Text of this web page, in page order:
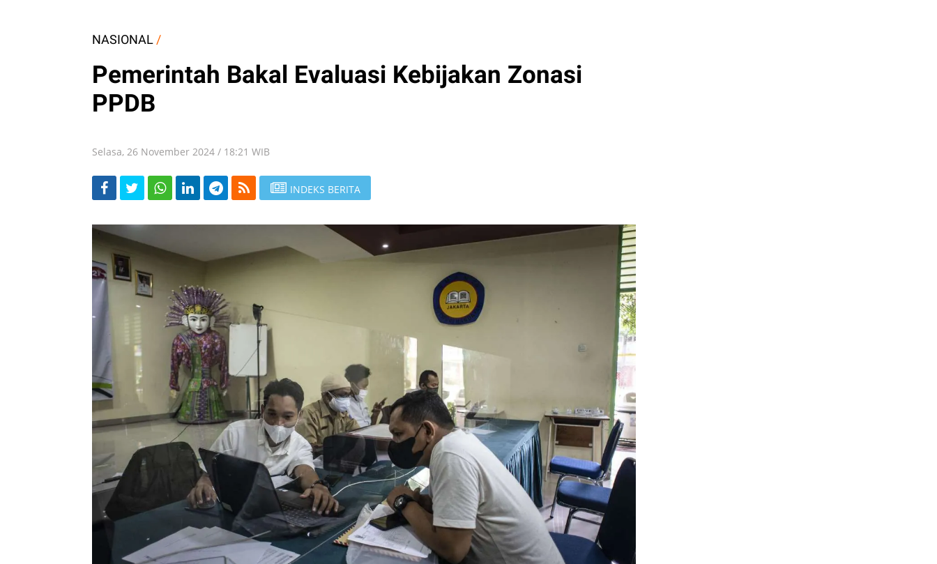
NASIONAL /
Pemerintah Bakal Evaluasi Kebijakan Zonasi
PPDB
Selasa, 26 November 2024 / 18:21 WIB
INDEKS BERITA